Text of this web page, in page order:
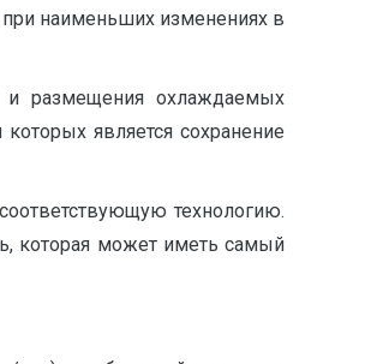
при наименьших изменениях в
и размещения охлаждаемых
является сохранение
технологию.
которая может иметь самый